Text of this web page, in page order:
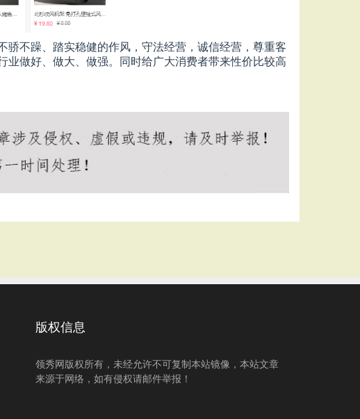
不躁、踏实稳健的作风，守法经营，诚信经营，尊重客
业做好、做大、做强。同时给广大消费者带来性价比较高
版权信息
领秀网版权所有，未经允许不可复制本站镜像，本站文章
来源于网络，如有侵权请邮件举报！